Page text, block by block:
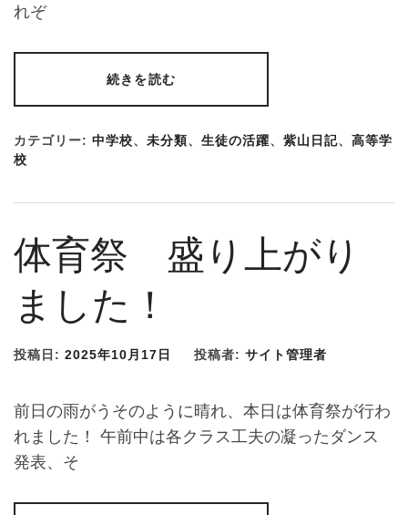
れぞ
続きを読む
カテゴリー: 中学校、 未分類、 生徒の活躍、 紫山日記、 高等学
校
体育祭 盛り上がり
ました！
投稿日: 2025年10月17日 投稿者: サイト管理者
前日の雨がうそのように晴れ、本日は体育祭が行わ
れました！ 午前中は各クラス工夫の凝ったダンス
発表、そ